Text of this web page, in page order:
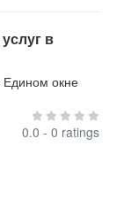
в
Едином окне
0.0 - 0 ratings